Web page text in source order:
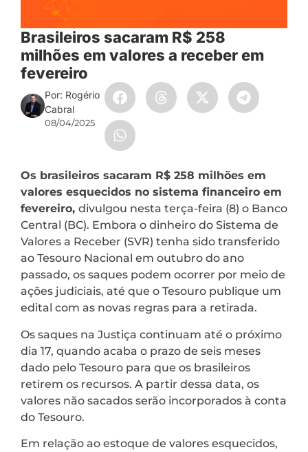
Brasileiros sacaram R$ 258
milhões em valores a receber em
fevereiro
Por: Rogério
Cabral
08/04/2025
Os brasileiros sacaram R$ 258 milhões em
valores esquecidos no sistema financeiro em
fevereiro, divulgou nesta terça-feira (8) o Banco
Central (BC). Embora o dinheiro do Sistema de
Valores a Receber (SVR) tenha sido transferido
ao Tesouro Nacional em outubro do ano
passado, os saques podem ocorrer por meio de
ações judiciais, até que o Tesouro publique um
edital com as novas regras para a retirada.
Os saques na Justiça continuam até o próximo
dia 17, quando acaba o prazo de seis meses
dado pelo Tesouro para que os brasileiros
retirem os recursos. A partir dessa data, os
valores não sacados serão incorporados à conta
do Tesouro.
Em relação ao estoque de valores esquecidos,